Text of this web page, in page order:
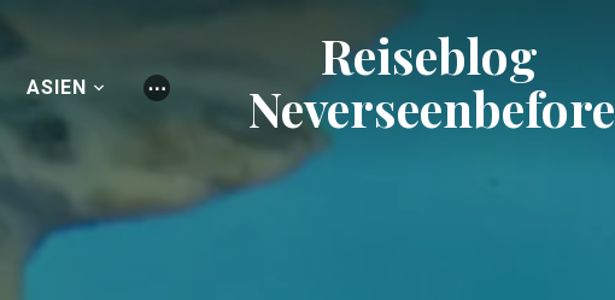
ASIEN ⋯
Reiseblog
Neverseenbefore